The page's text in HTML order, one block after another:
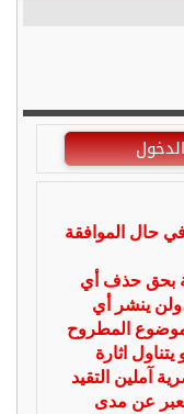
الدخول
حال الموافقة
بحق حذف أي
ينشر أي
المطروح
اثارة
آملين التقيد
عن مدى